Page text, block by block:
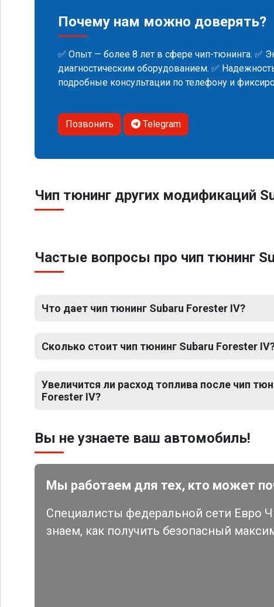
Почему нам можно доверять?
✅ Опыт — более 8 лет в сфере чип-тюнинга. ✅
диагностическим оборудованием. ✅
подробные консультации по телефону и
Позвонить Telegram
Чип тюнинг других модификаций
Частые вопросы про чип тюнинг
Что дает чип тюнинг Subaru Forester IV?
Сколько стоит чип тюнинг Subaru Forester
Увеличится ли расход топлива после чип
Forester IV?
Вы не узнаете ваш автомобиль!
Мы работаем для тех, кто может
Специалисты федеральной сети Евро
знаем, как получить безопасный